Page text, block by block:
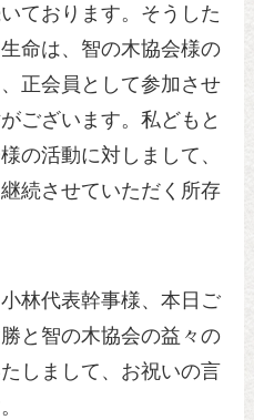
ております。そうした
命は、智の木協会様の
正会員として参加させ
ございます。私どもと
の活動に対しまして、
続させていただく所存
林代表幹事様、本日ご
と智の木協会の益々の
しまして、お祝いの言